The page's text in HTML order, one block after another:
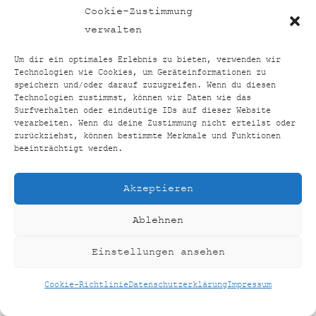
Cookie-Zustimmung
verwalten
Um dir ein optimales Erlebnis zu bieten, verwenden wir
Technologien wie Cookies, um Geräteinformationen zu
speichern und/oder darauf zuzugreifen. Wenn du diesen
Technologien zustimmst, können wir Daten wie das
Surfverhalten oder eindeutige IDs auf dieser Website
verarbeiten. Wenn du deine Zustimmung nicht erteilst oder
zurückziehst, können bestimmte Merkmale und Funktionen
beeinträchtigt werden.
Akzeptieren
Ablehnen
Einstellungen ansehen
Cookie-RichtlinieDatenschutzerklärungImpressum
TOP24VERGLEICH
HOME SHOP KONTAKT
IMPRESSUM
DATENSCHUTZERKLÄRUNG
COOKIE-RICHTLINIE (EU)
©TOP24VERGLEICH